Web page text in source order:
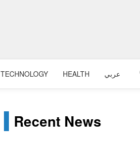
TECHNOLOGY HEALTH عربي
Recent News